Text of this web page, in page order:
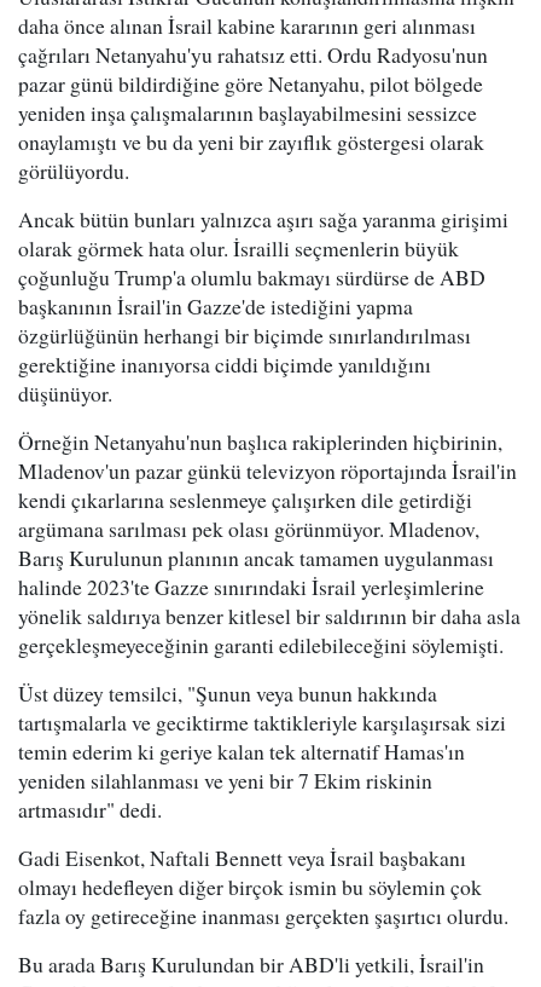
daha önce alınan İsrail kabine kararının geri alınması
çağrıları Netanyahu'yu rahatsız etti. Ordu Radyosu'nun
pazar günü bildirdiğine göre Netanyahu, pilot bölgede
yeniden inşa çalışmalarının başlayabilmesini sessizce
onaylamıştı ve bu da yeni bir zayıflık göstergesi olarak
görülüyordu.
Ancak bütün bunları yalnızca aşırı sağa yaranma girişimi
olarak görmek hata olur. İsrailli seçmenlerin büyük
çoğunluğu Trump'a olumlu bakmayı sürdürse de ABD
başkanının İsrail'in Gazze'de istediğini yapma
özgürlüğünün herhangi bir biçimde sınırlandırılması
gerektiğine inanıyorsa ciddi biçimde yanıldığını
düşünüyor.
Örneğin Netanyahu'nun başlıca rakiplerinden hiçbirinin,
Mladenov'un pazar günkü televizyon röportajında İsrail'in
kendi çıkarlarına seslenmeye çalışırken dile getirdiği
argümana sarılması pek olası görünmüyor. Mladenov,
Barış Kurulunun planının ancak tamamen uygulanması
halinde 2023'te Gazze sınırındaki İsrail yerleşimlerine
yönelik saldırıya benzer kitlesel bir saldırının bir daha asla
gerçekleşmeyeceğinin garanti edilebileceğini söylemişti.
Üst düzey temsilci, "Şunun veya bunun hakkında
tartışmalarla ve geciktirme taktikleriyle karşılaşırsak sizi
temin ederim ki geriye kalan tek alternatif Hamas'ın
yeniden silahlanması ve yeni bir 7 Ekim riskinin
artmasıdır" dedi.
Gadi Eisenkot, Naftali Bennett veya İsrail başbakanı
olmayı hedefleyen diğer birçok ismin bu söylemin çok
fazla oy getireceğine inanması gerçekten şaşırtıcı olurdu.
Bu arada Barış Kurulundan bir ABD'li yetkili, İsrail'in